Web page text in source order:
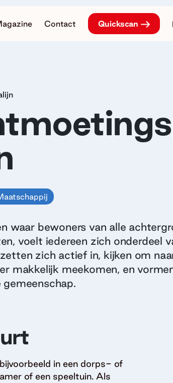
Contact Quickscan
waar bewoners van alle
voelt iedereen zich onderdeel
zich actief in, kijken om
makkelijk meekomen, en
gemeenschap.
in een dorps- of
of een speeltuin. Als